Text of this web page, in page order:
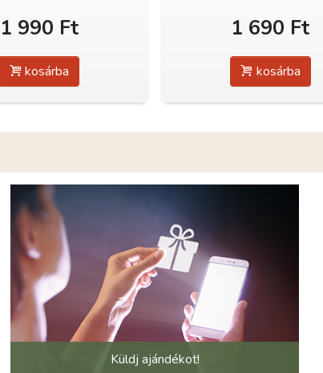
1 990 Ft
kosárba
1 690 Ft
kosárba
Küldj ajándékot!